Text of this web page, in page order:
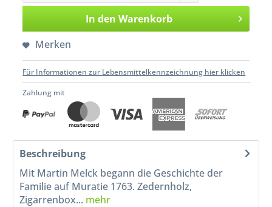
In den Warenkorb
Merken
Für Informationen zur Lebensmittelkennzeichnung hier klicken
Zahlung mit
Beschreibung
Mit Martin Melck begann die Geschichte der
Familie auf Muratie 1763. Zedernholz,
Zigarrenbox... mehr